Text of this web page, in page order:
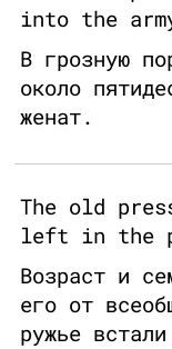
into the
В грозную
около
женат.
The old
left in the
Возраст и
его от
ружье